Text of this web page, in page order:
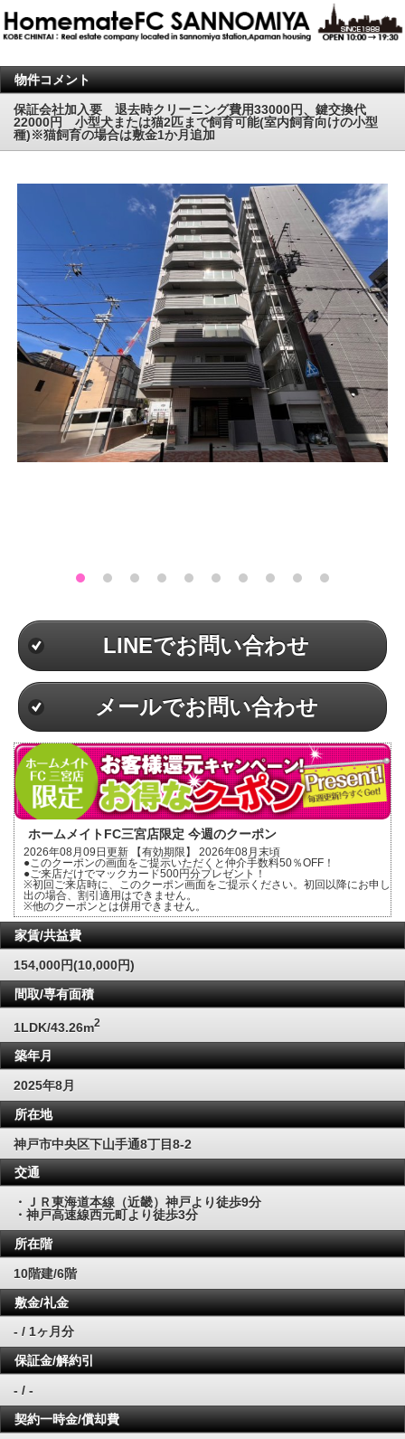
物件コメント
保証会社加入要 退去時クリーニング費用33000円、鍵交換代
22000円 小型犬または猫2匹まで飼育可能(室内飼育向けの小型
種)※猫飼育の場合は敷金1か月追加
LINEでお問い合わせ
メールでお問い合わせ
ホームメイトFC三宮店限定 今週のクーポン
2026年08月09日更新 【有効期限】 2026年08月末頃
●このクーポンの画面をご提示いただくと仲介手数料50％OFF！
●ご来店だけでマックカード500円分プレゼント！
※初回ご来店時に、このクーポン画面をご提示ください。初回以降にお申し
出の場合、割引適用はできません。
※他のクーポンとは併用できません。
家賃/共益費
154,000円(10,000円)
間取/専有面積
1LDK/43.26m2
築年月
2025年8月
所在地
神戸市中央区下山手通8丁目8-2
交通
・ＪＲ東海道本線（近畿）神戸より徒歩9分
・神戸高速線西元町より徒歩3分
所在階
10階建/6階
敷金/礼金
- / 1ヶ月分
保証金/解約引
- / -
契約一時金/償却費